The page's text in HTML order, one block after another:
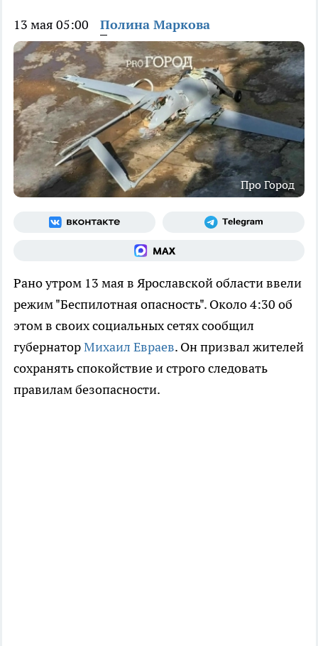
13 мая 05:00 Полина Маркова
Про Город
Рано утром 13 мая в Ярославской области ввели
режим "Беспилотная опасность". Около 4:30 об
этом в своих социальных сетях сообщил
губернаторМихаил Евраев. Он призвал жителей
сохранять спокойствие и строго следовать
правилам безопасности.